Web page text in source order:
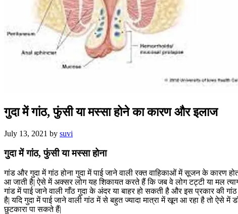
गुदा में गांठ, फुंसी या मस्सा होने का कारण और इलाज
July 13, 2021 by suvi
गुदा में गांठ, फुंसी या मस्सा होना
गांड और गुदा में गांठ होना गुदा में पाई जाने वाली रक्त वाहिकाओं में सूजन के कारण
आ जाती है| ऐसे में अक्सर लोग यह शिकायत करते हैं कि जब वे लोग टट्टी या मल
गांड में पाई जाने वाली गाँठ गुदा के अंदर या बाहर हो सकती है और इस प्रकार की
है| यदि गुदा में पाई जाने वाली गांठ में से बहुत ज्यादा मात्रा में खून आ रहा है तो ऐसे
छुटकारा पा सकते हैं|